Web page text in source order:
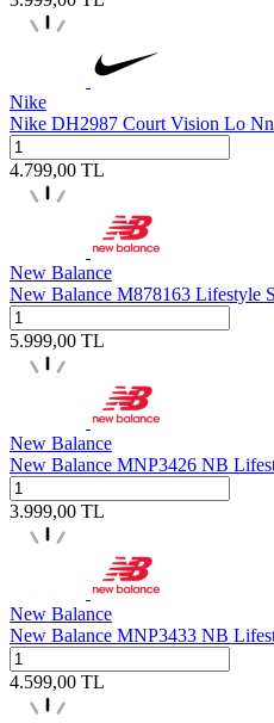
Nike
Nike DH2987 Court Vision Lo Nn
4.799,00 TL
New Balance
New Balance M878163 Lifestyle
5.999,00 TL
New Balance
New Balance MNP3426 NB
3.999,00 TL
New Balance
New Balance MNP3433 NB
4.599,00 TL